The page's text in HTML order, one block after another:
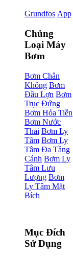
Grundfos App
Chủng
Loại Máy
Bơm
Bơm Chân
Không Bơm
Đầu Lợn Bơm
Trục Đứng
Bơm Hỏa Tiễn
Bơm Nước
Thải Bơm Ly
Tâm Bơm Ly
Tâm Đa Tầng
Cánh Bơm Ly
Tâm Lưu
Lượng Bơm
Ly Tâm Mặt
Bích
Mục Đích
Sử Dụng